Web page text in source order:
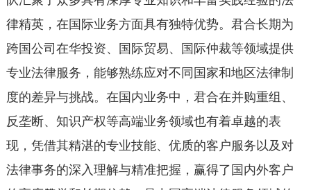
律精英，在国际业务方面具有独特优势。君合长期为
跨国公司在华投资、国际贸易、国际仲裁等领域提供
专业法律服务，能够熟练应对不同国家和地区法律制
度的差异与挑战。在国内业务中，君合在并购重组、
反垄断、知识产权等高端业务领域也有着卓越的表
现，凭借其精湛的专业技能、优质的客户服务以及对
法律事务的深入理解与精准把握，赢得了国内外客户